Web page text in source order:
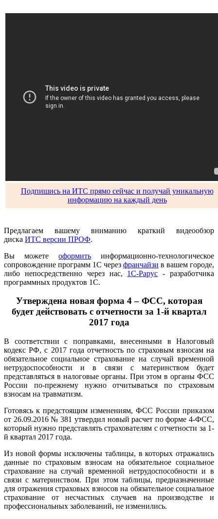
Подпишись на ИТС прямо сейчас и получай уникальную
информацию на каждый день
Предлагаем вашему вниманию краткий видеообзор
диска ИТС версии ПРОФ.
Вы можете оформить информационно-технологическое
сопровождение программ 1С через франчайзи в вашем городе,
либо непосредственно через нас, 1С-Рарус - разработчика
программных продуктов 1С.
Утверждена новая форма 4 – ФСС, которая
будет действовать с отчетности за 1-й квартал
2017 года
В соответствии с поправками, внесенными в Налоговый
кодекс РФ, с 2017 года отчетность по страховым взносам на
обязательное социальное страхование на случай временной
нетрудоспособности и в связи с материнством будет
представляться в налоговые органы. При этом в органы ФСС
России по-прежнему нужно отчитываться по страховым
взносам на травматизм.
Готовясь к предстоящим изменениям, ФСС России приказом
от 26.09.2016 № 381 утвердил новый расчет по форме 4-ФСС,
который нужно представлять страхователям с отчетности за 1-
й квартал 2017 года.
Из новой формы исключены таблицы, в которых отражались
данные по страховым взносам на обязательное социальное
страхование на случай временной нетрудоспособности и в
связи с материнством. При этом таблицы, предназначенные
для отражения страховых взносов на обязательное социальное
страхование от несчастных случаев на производстве и
профессиональных заболеваний, не изменились.